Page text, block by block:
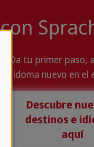
con
¡Da tu primer paso,
idoma nuevo en el
Descubre
destinos e
aquí